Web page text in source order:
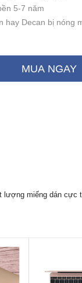
5-7 năm
hay Decan bị nóng
MUA NGAY
lượng miếng dán cực